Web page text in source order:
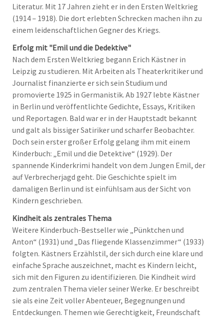
Literatur. Mit 17 Jahren zieht er in den Ersten Weltkrieg
(1914 – 1918). Die dort erlebten Schrecken machen ihn zu
einem leidenschaftlichen Gegner des Kriegs.
Erfolg mit "Emil und die Dedektive"
Nach dem Ersten Weltkrieg begann Erich Kästner in
Leipzig zu studieren. Mit Arbeiten als Theaterkritiker und
Journalist finanzierte er sich sein Studium und
promovierte 1925 in Germanistik. Ab 1927 lebte Kästner
in Berlin und veröffentlichte Gedichte, Essays, Kritiken
und Reportagen. Bald war er in der Hauptstadt bekannt
und galt als bissiger Satiriker und scharfer Beobachter.
Doch sein erster großer Erfolg gelang ihm mit einem
Kinderbuch: „Emil und die Detektive“ (1929). Der
spannende Kinderkrimi handelt von dem Jungen Emil, der
auf Verbrecherjagd geht. Die Geschichte spielt im
damaligen Berlin und ist einfühlsam aus der Sicht von
Kindern geschrieben.
Kindheit als zentrales Thema
Weitere Kinderbuch-Bestseller wie „Pünktchen und
Anton“ (1931) und „Das fliegende Klassenzimmer“ (1933)
folgten. Kästners Erzählstil, der sich durch eine klare und
einfache Sprache auszeichnet, macht es Kindern leicht,
sich mit den Figuren zu identifizieren. Die Kindheit wird
zum zentralen Thema vieler seiner Werke. Er beschreibt
sie als eine Zeit voller Abenteuer, Begegnungen und
Entdeckungen. Themen wie Gerechtigkeit, Freundschaft